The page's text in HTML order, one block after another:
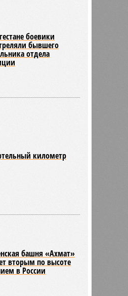
боевики
бывшего
отдела
километр
башня «Ахмат»
вторым по высоте
в России